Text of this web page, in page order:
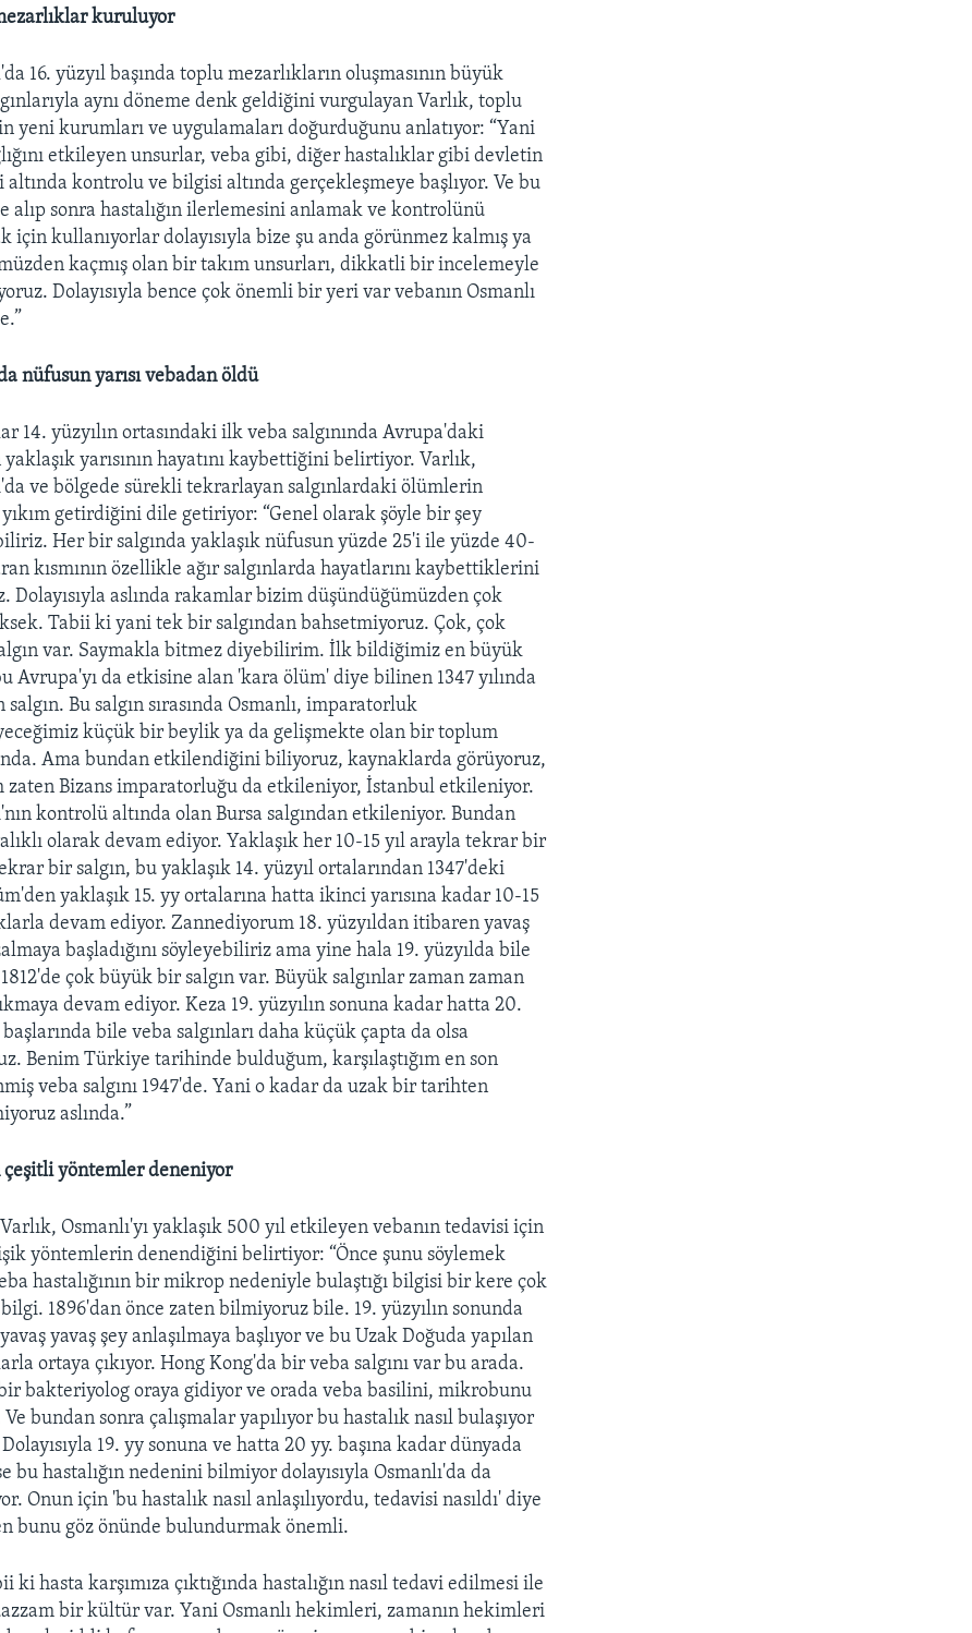
kuruluyor
16. yüzyıl başında toplu mezarlıkların oluşmasının büyük
aynı döneme denk geldiğini vurgulayan Varlık, toplu
yeni kurumları ve uygulamaları doğurduğunu anlatıyor: “Yani
etkileyen unsurlar, veba gibi, diğer hastalıklar gibi devletin
altında kontrolu ve bilgisi altında gerçekleşmeye başlıyor. Ve bu
alıp sonra hastalığın ilerlemesini anlamak ve kontrolünü
için kullanıyorlar dolayısıyla bize şu anda görünmez kalmış ya
kaçmış olan bir takım unsurları, dikkatli bir incelemeyle
Dolayısıyla bence çok önemli bir yeri var vebanın Osmanlı
nüfusun yarısı vebadan öldü
14. yüzyılın ortasındaki ilk veba salgınında Avrupa'daki
yarısının hayatını kaybettiğini belirtiyor. Varlık,
ve bölgede sürekli tekrarlayan salgınlardaki ölümlerin
getirdiğini dile getiriyor: “Genel olarak şöyle bir şey
Her bir salgında yaklaşık nüfusun yüzde 25'i ile yüzde 40-
kısmının özellikle ağır salgınlarda hayatlarını kaybettiklerini
Dolayısıyla aslında rakamlar bizim düşündüğümüzden çok
Tabii ki yani tek bir salgından bahsetmiyoruz. Çok, çok
var. Saymakla bitmez diyebilirim. İlk bildiğimiz en büyük
Avrupa'yı da etkisine alan 'kara ölüm' diye bilinen 1347 yılında
salgın. Bu salgın sırasında Osmanlı, imparatorluk
küçük bir beylik ya da gelişmekte olan bir toplum
Ama bundan etkilendiğini biliyoruz, kaynaklarda görüyoruz,
zaten Bizans imparatorluğu da etkileniyor, İstanbul etkileniyor.
kontrolü altında olan Bursa salgından etkileniyor. Bundan
olarak devam ediyor. Yaklaşık her 10-15 yıl arayla tekrar bir
bir salgın, bu yaklaşık 14. yüzyıl ortalarından 1347'deki
yaklaşık 15. yy ortalarına hatta ikinci yarısına kadar 10-15
devam ediyor. Zannediyorum 18. yüzyıldan itibaren yavaş
başladığını söyleyebiliriz ama yine hala 19. yüzyılda bile
çok büyük bir salgın var. Büyük salgınlar zaman zaman
devam ediyor. Keza 19. yüzyılın sonuna kadar hatta 20.
başlarında bile veba salgınları daha küçük çapta da olsa
Benim Türkiye tarihinde bulduğum, karşılaştığım en son
veba salgını 1947'de. Yani o kadar da uzak bir tarihten
aslında.”
çeşitli yöntemler deneniyor
Osmanlı'yı yaklaşık 500 yıl etkileyen vebanın tedavisi için
yöntemlerin denendiğini belirtiyor: “Önce şunu söylemek
hastalığının bir mikrop nedeniyle bulaştığı bilgisi bir kere çok
1896'dan önce zaten bilmiyoruz bile. 19. yüzyılın sonunda
yavaş şey anlaşılmaya başlıyor ve bu Uzak Doğuda yapılan
ortaya çıkıyor. Hong Kong'da bir veba salgını var bu arada.
bir bakteriyolog oraya gidiyor ve orada veba basilini, mikrobunu
bundan sonra çalışmalar yapılıyor bu hastalık nasıl bulaşıyor
19. yy sonuna ve hatta 20 yy. başına kadar dünyada
bu hastalığın nedenini bilmiyor dolayısıyla Osmanlı'da da
Onun için 'bu hastalık nasıl anlaşılıyordu, tedavisi nasıldı' diye
bunu göz önünde bulundurmak önemli.
ki hasta karşımıza çıktığında hastalığın nasıl tedavi edilmesi ile
bir kültür var. Yani Osmanlı hekimleri, zamanın hekimleri